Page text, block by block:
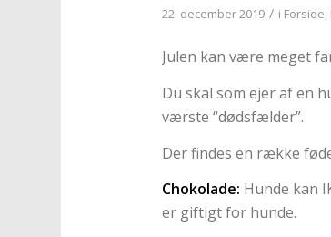
22. december 2019 / i Forside,
Julen kan være meget
Du skal som ejer af en
værste “dødsfælder”.
Der findes en række
Chokolade: Hunde kan
er giftigt for hunde.